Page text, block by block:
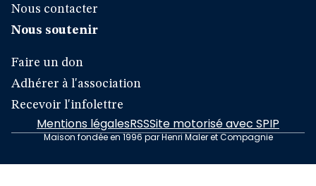
Nous contacter
Nous soutenir
Faire un don
Adhérer à l'association
Recevoir l'infolettre
Mentions légalesRSSSite motorisé avec SPIP
Maison fondée en 1996 par Henri Maler et Compagnie